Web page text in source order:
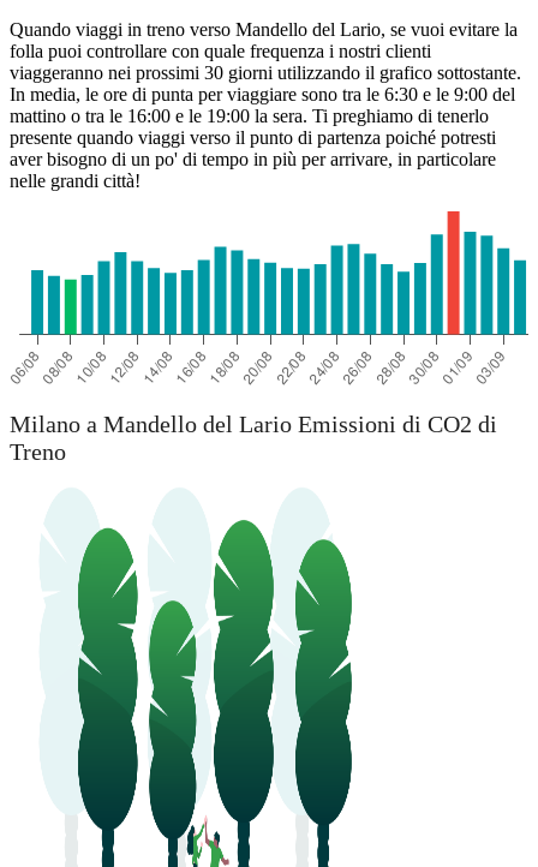
Quando viaggi in treno verso Mandello del Lario, se vuoi evitare la
folla puoi controllare con quale frequenza i nostri clienti
viaggeranno nei prossimi 30 giorni utilizzando il grafico sottostante.
In media, le ore di punta per viaggiare sono tra le 6:30 e le 9:00 del
mattino o tra le 16:00 e le 19:00 la sera. Ti preghiamo di tenerlo
presente quando viaggi verso il punto di partenza poiché potresti
aver bisogno di un po' di tempo in più per arrivare, in particolare
nelle grandi città!
Milano a Mandello del Lario Emissioni di CO2 di
Treno